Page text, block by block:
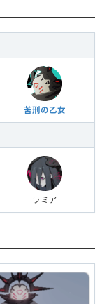
苦刑の乙女
ラミア